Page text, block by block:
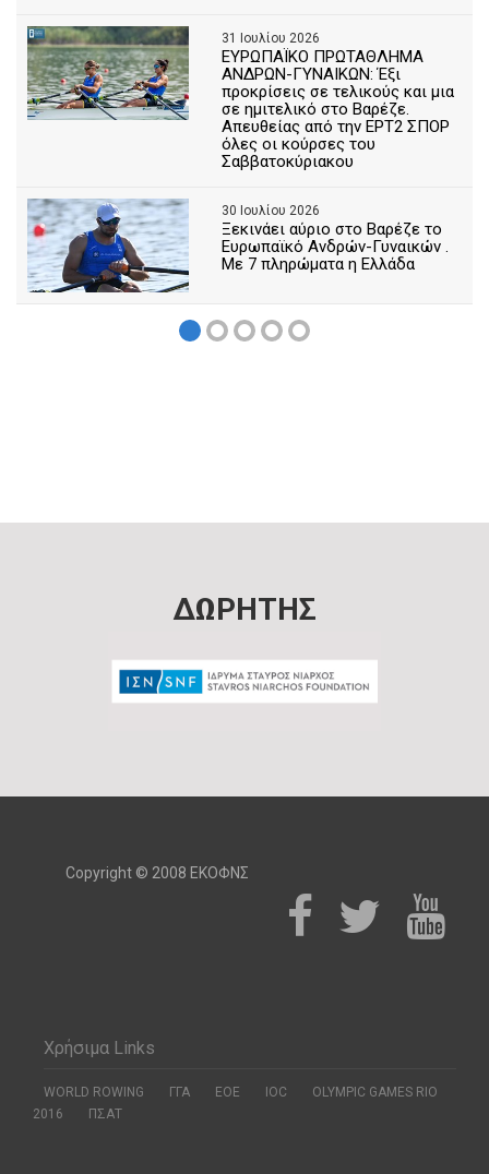
31 Ιουλίου 2026
ΕΥΡΩΠΑΪΚΟ ΠΡΩΤΑΘΛΗΜΑ
ΑΝΔΡΩΝ-ΓΥΝΑΙΚΩΝ: Έξι
προκρίσεις σε τελικούς και μια
σε ημιτελικό στο Βαρέζε.
Απευθείας από την ΕΡΤ2 ΣΠΟΡ
όλες οι κούρσες του
Σαββατοκύριακου
30 Ιουλίου 2026
Ξεκινάει αύριο στο Βαρέζε το
Ευρωπαϊκό Ανδρών-Γυναικών .
Με 7 πληρώματα η Ελλάδα
ΔΩΡΗΤΗΣ
Copyright © 2008 ΕΚΟΦΝΣ
Χρήσιμα Links
WORLD ROWING ΓΓΑ ΕΟΕ ΙΟC
OLYMPIC GAMES RIO
2016
ΠΣΑΤ